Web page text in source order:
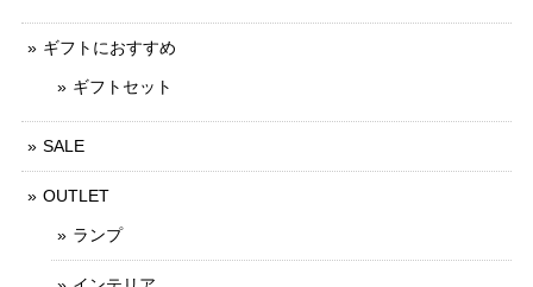
ギフトにおすすめ
ギフトセット
SALE
OUTLET
ランプ